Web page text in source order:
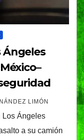
Ángeles
LIMÓN
Los Ángeles
a su camión